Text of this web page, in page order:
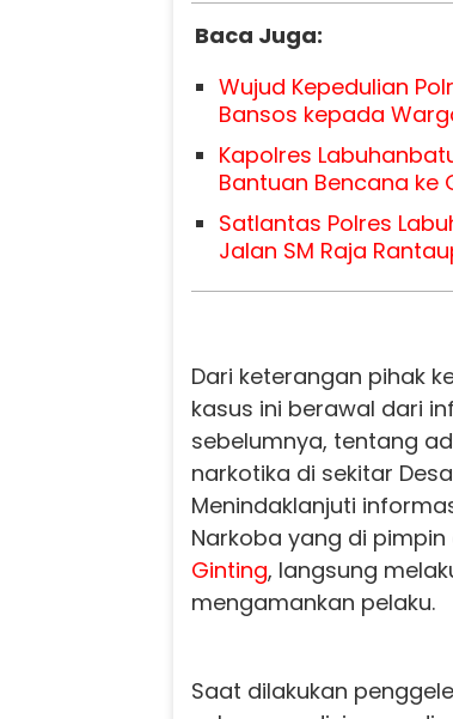
Baca Juga:
Wujud Kepedulian
Bansos kepada
Kapolres
Bantuan Bencana ke
Satlantas Polres
Jalan SM Raja
Dari keterangan pihak
kasus ini berawal dari
sebelumnya, tentang
narkotika di sekitar
Menindaklanjuti
Narkoba yang di pimpin
Ginting, langsung
mengamankan pelaku.
Saat dilakukan